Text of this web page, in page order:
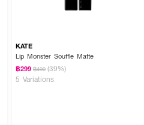
KATE
Lip Monster Souffle Matte
฿299 ฿490 (39%)
5 Variations